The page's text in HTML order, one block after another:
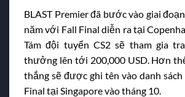
BLAST Premier đã bước vào giai
năm với Fall Final diễn ra tại
Tám đội tuyển CS2 sẽ tham gia
thưởng lên tới 200,000 USD. Hơn
thắng sẽ được ghi tên vào danh
Final tại Singapore vào tháng 10.